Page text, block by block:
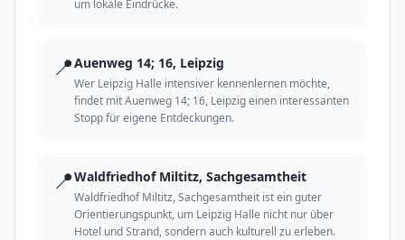
um lokale Eindrücke.
📍Auenweg 14; 16, Leipzig
Wer Leipzig Halle intensiver kennenlernen möchte,
findet mit Auenweg 14; 16, Leipzig einen interessanten
Stopp für eigene Entdeckungen.
📍Waldfriedhof Miltitz, Sachgesamtheit
Waldfriedhof Miltitz, Sachgesamtheit ist ein guter
Orientierungspunkt, um Leipzig Halle nicht nur über
Hotel und Strand, sondern auch kulturell zu erleben.